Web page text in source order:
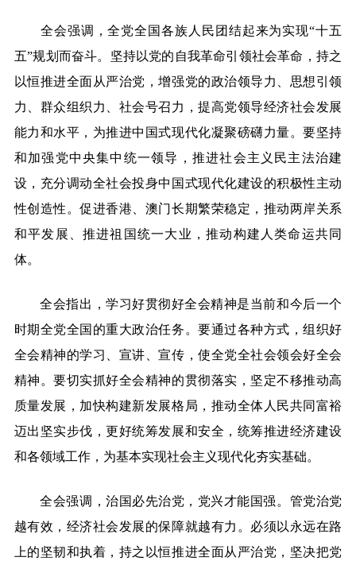
全会强调，全党全国各族人民团结起来为实现“十五
五”规划而奋斗。坚持以党的自我革命引领社会革命，持之
以恒推进全面从严治党，增强党的政治领导力、思想引领
力、群众组织力、社会号召力，提高党领导经济社会发展
能力和水平，为推进中国式现代化凝聚磅礴力量。要坚持
和加强党中央集中统一领导，推进社会主义民主法治建
设，充分调动全社会投身中国式现代化建设的积极性主动
性创造性。促进香港、澳门长期繁荣稳定，推动两岸关系
和平发展、推进祖国统一大业，推动构建人类命运共同
体。
全会指出，学习好贯彻好全会精神是当前和今后一个
时期全党全国的重大政治任务。要通过各种方式，组织好
全会精神的学习、宣讲、宣传，使全党全社会领会好全会
精神。要切实抓好全会精神的贯彻落实，坚定不移推动高
质量发展，加快构建新发展格局，推动全体人民共同富裕
迈出坚实步伐，更好统筹发展和安全，统筹推进经济建设
和各领域工作，为基本实现社会主义现代化夯实基础。
全会强调，治国必先治党，党兴才能国强。管党治党
越有效，经济社会发展的保障就越有力。必须以永远在路
上的坚韧和执着，持之以恒推进全面从严治党，坚决把党